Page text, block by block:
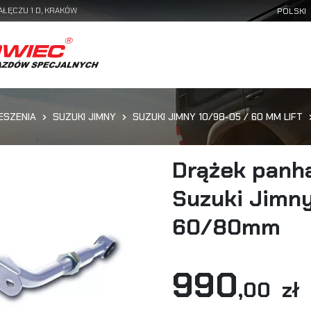
1 D, KRAKÓW
SUZUKI JIMNY SUZUKI JIMNY 10/98-05 / 60 MM LIFT
Drążek
Suzuki
60/80mm
990,00 zł